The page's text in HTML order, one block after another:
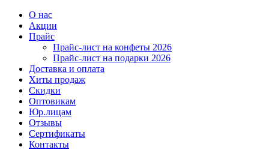
О нас
Акции
Прайс
Прайс-лист на конфеты 2026
Прайс-лист на подарки 2026
Доставка и оплата
Хиты продаж
Скидки
Оптовикам
Юр.лицам
Отзывы
Сертификаты
Контакты